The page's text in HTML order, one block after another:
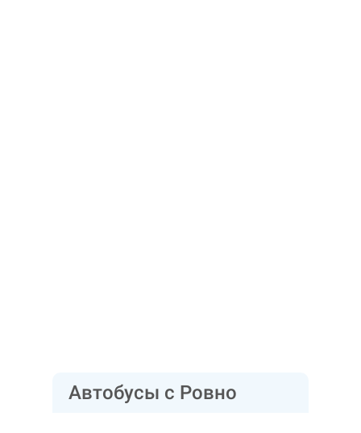
Автобусы с Ровно